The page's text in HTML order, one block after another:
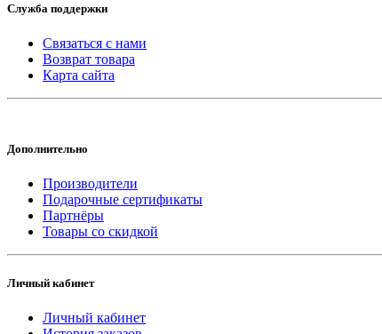
Служба поддержки
Связаться с нами
Возврат товара
Карта сайта
Дополнительно
Производители
Подарочные сертификаты
Партнёры
Товары со скидкой
Личный кабинет
Личный кабинет